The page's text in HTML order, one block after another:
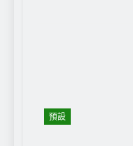
預設